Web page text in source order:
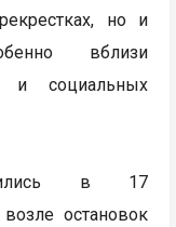
но и
вблизи
и социальных
в 17
остановок